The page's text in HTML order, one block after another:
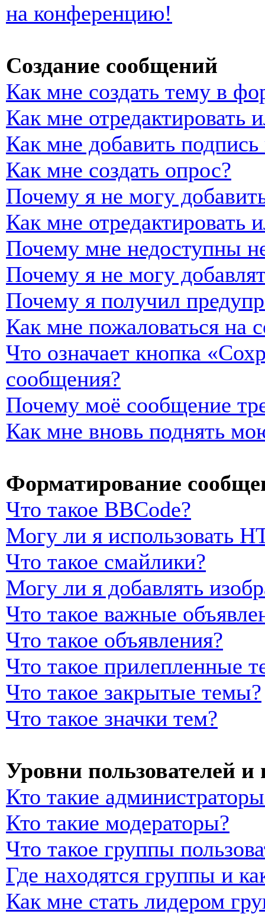
на конференцию!
Создание сообщений
Как мне создать тему в
Как мне отредактировать
Как мне добавить
Как мне создать опрос?
Почему я не могу
Как мне отредактировать
Почему мне недоступны
Почему я не могу
Почему я получил
Как мне пожаловаться на
Что означает кнопка
сообщения?
Почему моё сообщение
Как мне вновь поднять
Форматирование
Что такое BBCode?
Могу ли я использовать
Что такое смайлики?
Могу ли я добавлять
Что такое важные
Что такое объявления?
Что такое прилепленные
Что такое закрытые темы?
Что такое значки тем?
Уровни пользователей
Кто такие
Кто такие модераторы?
Что такое группы
Где находятся группы и
Как мне стать лидером